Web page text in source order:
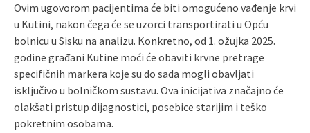
Ovim ugovorom pacijentima će biti omogućeno vađenje krvi
u Kutini, nakon čega će se uzorci transportirati u Opću
bolnicu u Sisku na analizu. Konkretno, od 1. ožujka 2025.
godine građani Kutine moći će obaviti krvne pretrage
specifičnih markera koje su do sada mogli obavljati
isključivo u bolničkom sustavu. Ova inicijativa značajno će
olakšati pristup dijagnostici, posebice starijim i teško
pokretnim osobama.